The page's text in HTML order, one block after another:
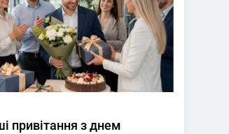
привітання з днем